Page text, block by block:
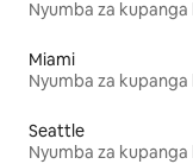
Miami
Seattle